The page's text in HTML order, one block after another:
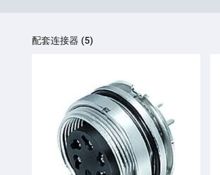
配套连接器 (5)